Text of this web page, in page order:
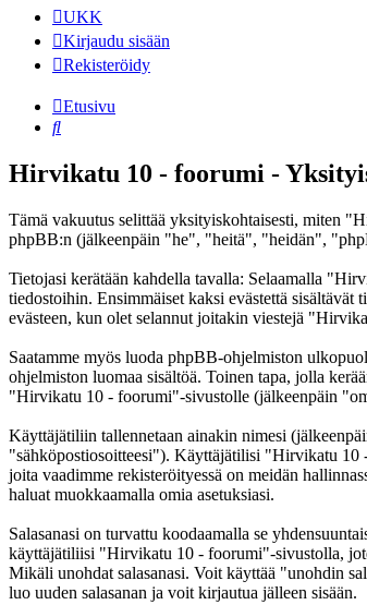
UKK
Kirjaudu sisään
Rekisteröidy
Etusivu
Etsi
Hirvikatu 10 - foorumi -
Tämä vakuutus selittää yksityiskohtaisesti, miten
phpBB:n (jälkeenpäin "he", "heitä", "heidän",
Tietojasi kerätään kahdella tavalla: Selaamalla
tiedostoihin. Ensimmäiset kaksi evästettä
evästeen, kun olet selannut joitakin viestejä
Saatamme myös luoda phpBB-ohjelmiston
ohjelmiston luomaa sisältöä. Toinen tapa, jolla
"Hirvikatu 10 - foorumi"-sivustolle (jälkeenpäin
Käyttäjätiliin tallennetaan ainakin nimesi
"sähköpostiosoitteesi"). Käyttäjätilisi "Hirvikatu 10
joita vaadimme rekisteröityessä on meidän
haluat muokkaamalla omia asetuksiasi.
Salasanasi on turvattu koodaamalla se
käyttäjätiliisi "Hirvikatu 10 - foorumi"-sivustolla,
Mikäli unohdat salasanasi. Voit käyttää "unohdin
luo uuden salasanan ja voit kirjautua jälleen sisään.